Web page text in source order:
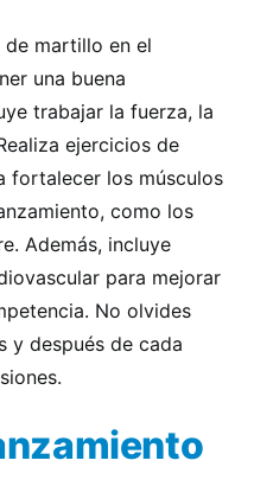
de martillo en el
una buena
trabajar la fuerza, la
ejercicios de
fortalecer los músculos
como los
Además, incluye
para mejorar
No olvides
y después de cada